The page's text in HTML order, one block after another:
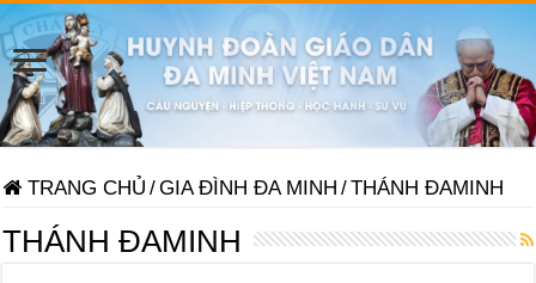
TRANG CHỦ /GIA ĐÌNH ĐA MINH /THÁNH ĐAMINH
THÁNH ĐAMINH